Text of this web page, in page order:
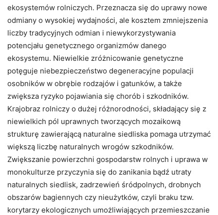
ekosystemów rolniczych. Przeznacza się do uprawy nowe
odmiany o wysokiej wydajności, ale kosztem zmniejszenia
liczby tradycyjnych odmian i niewykorzystywania
potencjału genetycznego organizmów danego
ekosystemu. Niewielkie zróżnicowanie genetyczne
potęguje niebezpieczeństwo degeneracyjne populacji
osobników w obrębie rodzajów i gatunków, a także
zwiększa ryzyko pojawiania się chorób i szkodników.
Krajobraz rolniczy o dużej różnorodności, składający się z
niewielkich pól uprawnych tworzących mozaikową
strukturę zawierającą naturalne siedliska pomaga utrzymać
większą liczbę naturalnych wrogów szkodników.
Zwiększanie powierzchni gospodarstw rolnych i uprawa w
monokulturze przyczynia się do zanikania bądź utraty
naturalnych siedlisk, zadrzewień śródpolnych, drobnych
obszarów bagiennych czy nieużytków, czyli braku tzw.
korytarzy ekologicznych umożliwiających przemieszczanie